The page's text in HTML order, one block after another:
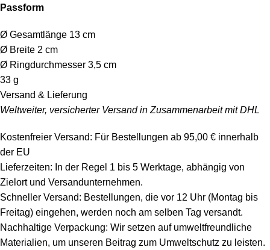
Passform
Ø Gesamtlänge 13 cm
Ø Breite 2 cm
Ø Ringdurchmesser 3,5 cm
33 g
Versand & Lieferung
Weltweiter, versicherter Versand in Zusammenarbeit mit DHL
Kostenfreier Versand: Für Bestellungen ab 95,00 € innerhalb
der EU
Lieferzeiten: In der Regel 1 bis 5 Werktage, abhängig von
Zielort und Versandunternehmen.
Schneller Versand: Bestellungen, die vor 12 Uhr (Montag bis
Freitag) eingehen, werden noch am selben Tag versandt.
Nachhaltige Verpackung: Wir setzen auf umweltfreundliche
Materialien, um unseren Beitrag zum Umweltschutz zu leisten.